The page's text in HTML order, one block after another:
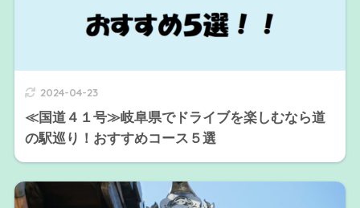
2024-04-23
≪国道４１号≫岐阜県でドライブを楽しむなら道
の駅巡り！おすすめコース５選